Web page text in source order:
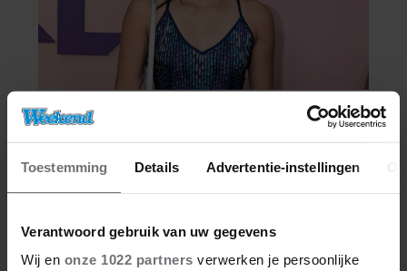
Toestemming Details Advertentie-instellingen
Verantwoord gebruik van uw gegevens
Wij en onze 1022 partners verwerken je persoonlijke